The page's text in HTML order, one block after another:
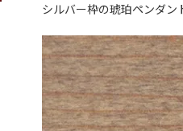
シルバー枠の琥珀ペンダン